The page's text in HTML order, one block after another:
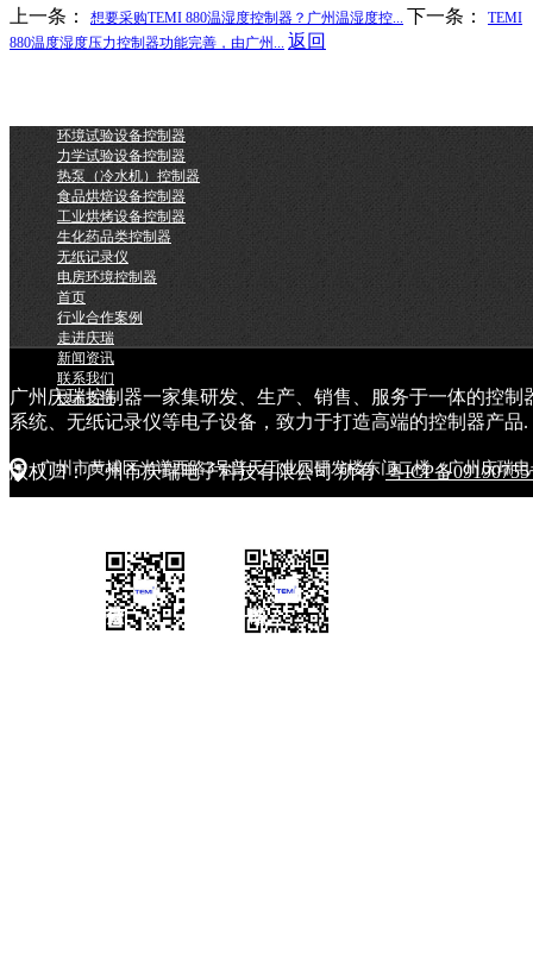
上一条： 想要采购TEMI 880温湿度控制器？广州温湿度控... 下一条：
TEMI
880温度湿度压力控制器功能完善，由广州... 返回
环境试验设备控制器
力学试验设备控制器
热泵（冷水机）控制器
食品烘焙设备控制器
工业烘烤设备控制器
生化药品类控制器
无纸记录仪
电房环境控制器
首页
行业合作案例
走进庆瑞
新闻资讯
联系我们
技术支持
广州市黄埔区光谱西路3号普天工业园研发楼东门二楼（广州庆瑞
广州庆瑞控制器一家集研发、生产、销售、服务于一体的控
系统、无纸记录仪等电子设备，致力于打造高端的控制器产品.
版权归：广州市庆瑞电子科技有限公司 所有粤ICP备